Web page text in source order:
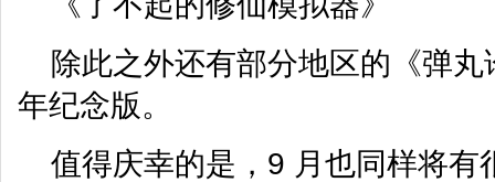
除此之外还有部分地区的《弹
年纪念版。
值得庆幸的是，9 月也同样将有